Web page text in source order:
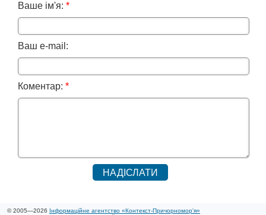
Ваше ім'я: *
Ваш e-mail:
Коментар: *
© 2005—2026 Інформаційне агентство «Контекст-Причорномор'я»